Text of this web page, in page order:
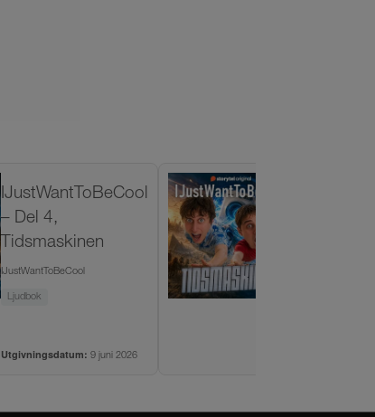
IJustWantToBeCool
– Del 4,
Tidsmaskinen
IJustWantToBeCool
Ljudbok
Utgivningsdatum: 9 juni 2026